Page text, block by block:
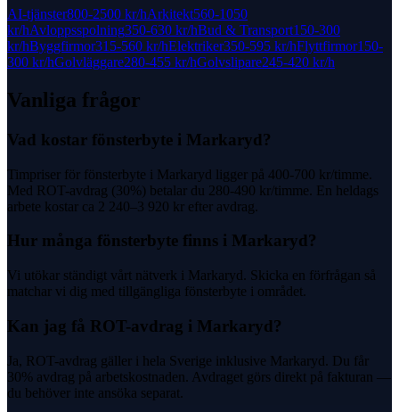
AI-tjänster800-2500 kr/hArkitekt560-1050
kr/hAvloppsspolning350-630 kr/hBud & Transport150-300
kr/hByggfirmor315-560 kr/hElektriker350-595 kr/hFlyttfirmor150-
300 kr/hGolvläggare280-455 kr/hGolvslipare245-420 kr/h
Vanliga frågor
Vad kostar fönsterbyte i Markaryd?
Timpriser för fönsterbyte i Markaryd ligger på 400-700 kr/timme.
Med ROT-avdrag (30%) betalar du 280-490 kr/timme. En heldags
arbete kostar ca 2 240–3 920 kr efter avdrag.
Hur många fönsterbyte finns i Markaryd?
Vi utökar ständigt vårt nätverk i Markaryd. Skicka en förfrågan så
matchar vi dig med tillgängliga fönsterbyte i området.
Kan jag få ROT-avdrag i Markaryd?
Ja, ROT-avdrag gäller i hela Sverige inklusive Markaryd. Du får
30% avdrag på arbetskostnaden. Avdraget görs direkt på fakturan —
du behöver inte ansöka separat.